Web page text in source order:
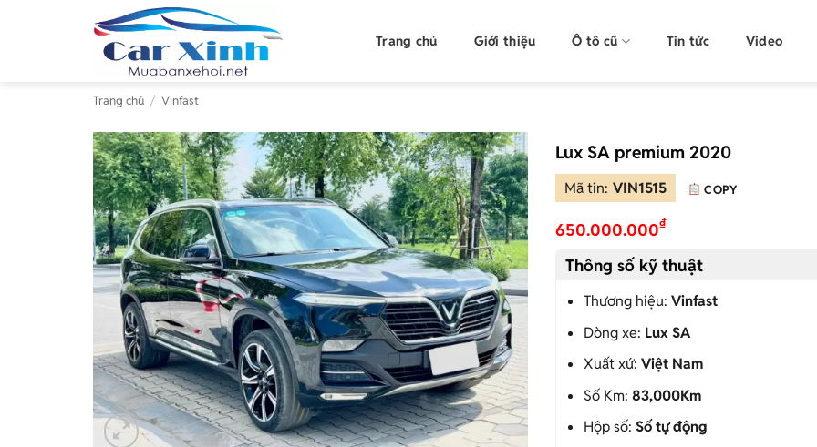
Trang chủ Giới thiệu Ô tô cũ Tin tức Video
Trang chủ / Vinfast
Lux SA premium 2020
Mã tin: VIN1515 COPY
650.000.000₫
Thông số kỹ thuật
Thương hiệu: Vinfast
Dòng xe: Lux SA
Xuất xứ: Việt Nam
Số Km: 83,000Km
Hộp số: Số tự động